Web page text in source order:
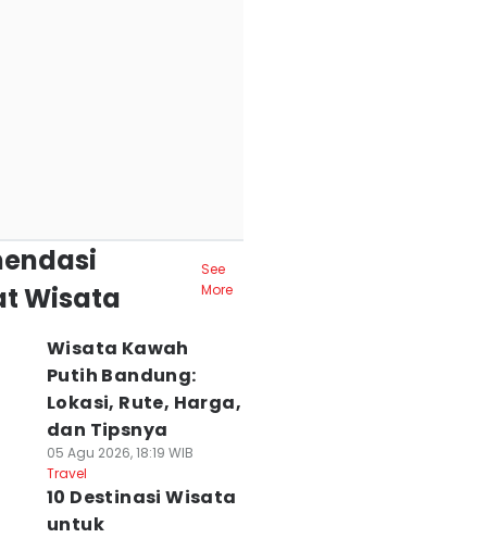
Wisata
See
More
Wisata Kawah
Putih Bandung:
Lokasi, Rute, Harga,
dan Tipsnya
05 Agu 2026, 18:19 WIB
Travel
10 Destinasi Wisata
untuk